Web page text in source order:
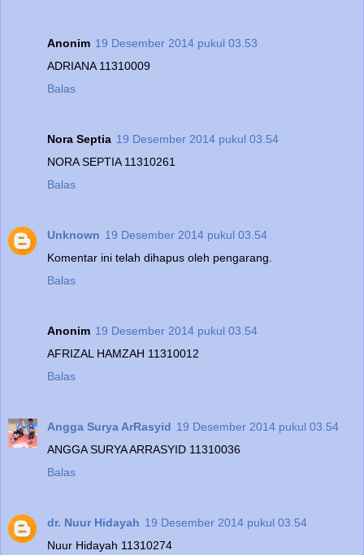
Anonim 19 Desember 2014 pukul 03.53
ADRIANA 11310009
Balas
Nora Septia 19 Desember 2014 pukul 03.54
NORA SEPTIA 11310261
Balas
Unknown 19 Desember 2014 pukul 03.54
Komentar ini telah dihapus oleh pengarang.
Balas
Anonim 19 Desember 2014 pukul 03.54
AFRIZAL HAMZAH 11310012
Balas
Angga Surya ArRasyid 19 Desember 2014 pukul 03.54
ANGGA SURYA ARRASYID 11310036
Balas
dr. Nuur Hidayah 19 Desember 2014 pukul 03.54
Nuur Hidayah 11310274